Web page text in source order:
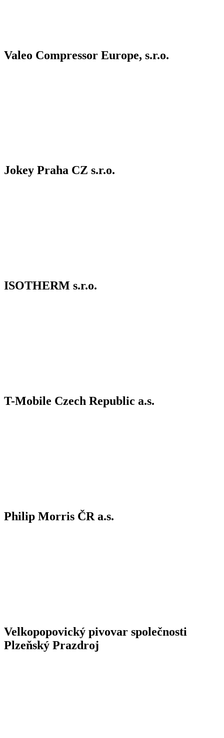
Valeo Compressor Europe, s.r.o.
Jokey Praha CZ s.r.o.
ISOTHERM s.r.o.
T-Mobile Czech Republic a.s.
Philip Morris ČR a.s.
Velkopopovický pivovar společnosti
Plzeňský Prazdroj